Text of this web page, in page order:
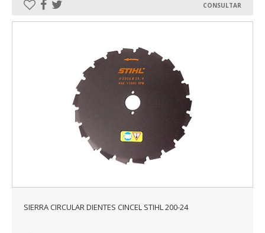
CONSULTAR
SIERRA CIRCULAR DIENTES CINCEL STIHL 200-24